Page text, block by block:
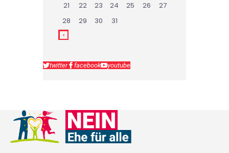
21
22 23 24 25 26
27
28
29 30 31
twitter facebook youtube